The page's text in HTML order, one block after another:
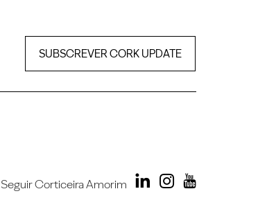
SUBSCREVER CORK UPDATE
Seguir Corticeira Amorim